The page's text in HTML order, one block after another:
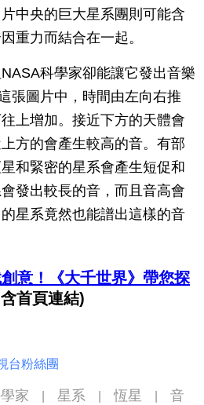
中央的巨大星系團則可能含
重力而結合在一起。
科學家卻能讓它發出音樂
張圖片中，時間由左向右推
上增加。接近下方的天體會
方的會產生較高的音。有部
和緊密的星系會產生短促和
發出較長的音，而且音高會
星系竟然也能譜出這樣的音
意！《大千世界》帶您探
首頁連結)
台粉絲團
家 星系 恆星
音